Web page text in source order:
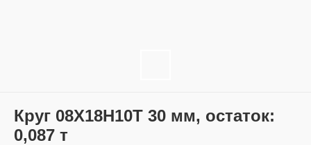
Круг 08Х18Н10Т 30 мм, остаток:
0,087 т